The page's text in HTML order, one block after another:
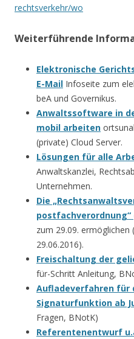
rechtsverkehr/wo
Weiterführende
Elektronische
E-Mail Infoseite zum
beA und Governikus.
Anwaltssoftware in
mobil arbeiten
(private) Cloud Server.
Lösungen für alle
Anwaltskanzlei,
Unternehmen.
Die
postfachverordnung“
zum 29.09.
29.06.2016).
Freischaltung der
für-Schritt Anleitung,
Aufladeverfahren für
Signaturfunktion ab
Fragen, BNotK)
Referentenentwurf